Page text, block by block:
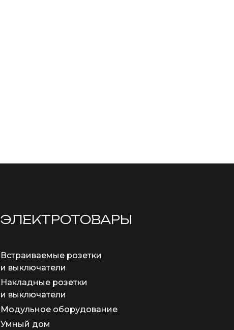
ЭЛЕКТРОТОВАРЫ
Встраиваемые розетки
и выключатели
Накладные розетки
и выключатели
Модульное оборудование
Умный дом